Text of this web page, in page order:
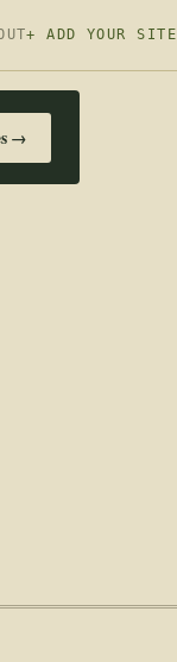
+ ADD YOUR SITE
→